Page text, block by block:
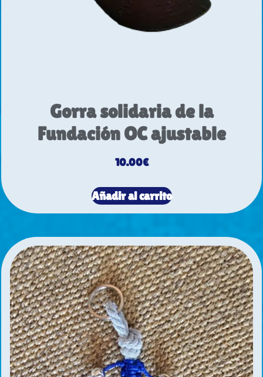
Gorra solidaria de la
Fundación OC ajustable
10.00€
Añadir al carrito